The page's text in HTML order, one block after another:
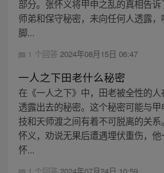
部分。张怀义将甲申之乱的真相告
师弟和保守秘密，未向任何人透露
脚...
1 个回答 2024年08月15日 06:47
一人之下田老什么秘密
在《一人之下》中，田老被全性的
透露出去的秘密。这个秘密可能与
技和天师渡之间有着不可脱离的关
怀义，劝说无果后遭遇埋伏重伤，
怀...